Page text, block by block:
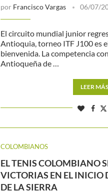
por Francisco Vargas 06/07/
El circuito mundial junior
Antioquia, torneo ITF J100 es
bienvenida. La competencia
Antioqueña de …
LEER MÁS
COLOMBIANOS
EL TENIS COLOMBIANO
VICTORIAS EN EL INICIO
DE LA SIERRA